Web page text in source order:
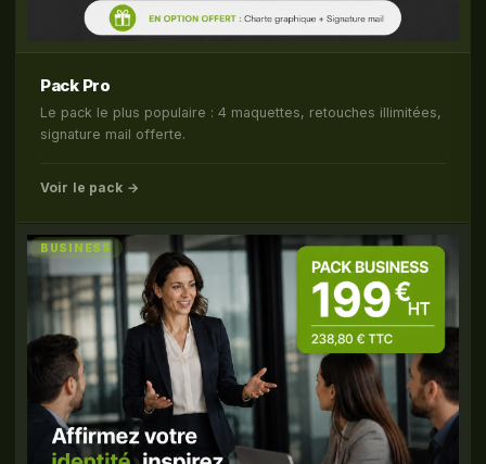
Pack Pro
Le pack le plus populaire : 4 maquettes, retouches illimitées,
signature mail offerte.
Voir le pack →
BUSINESS